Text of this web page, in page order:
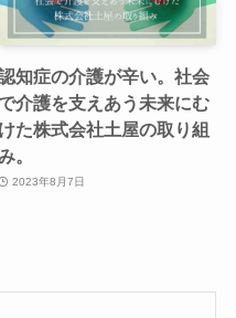
知症の介護が辛い。社会
介護を支えあう未来にむ
けた株式会社土屋の取り組
。
2023年8月7日